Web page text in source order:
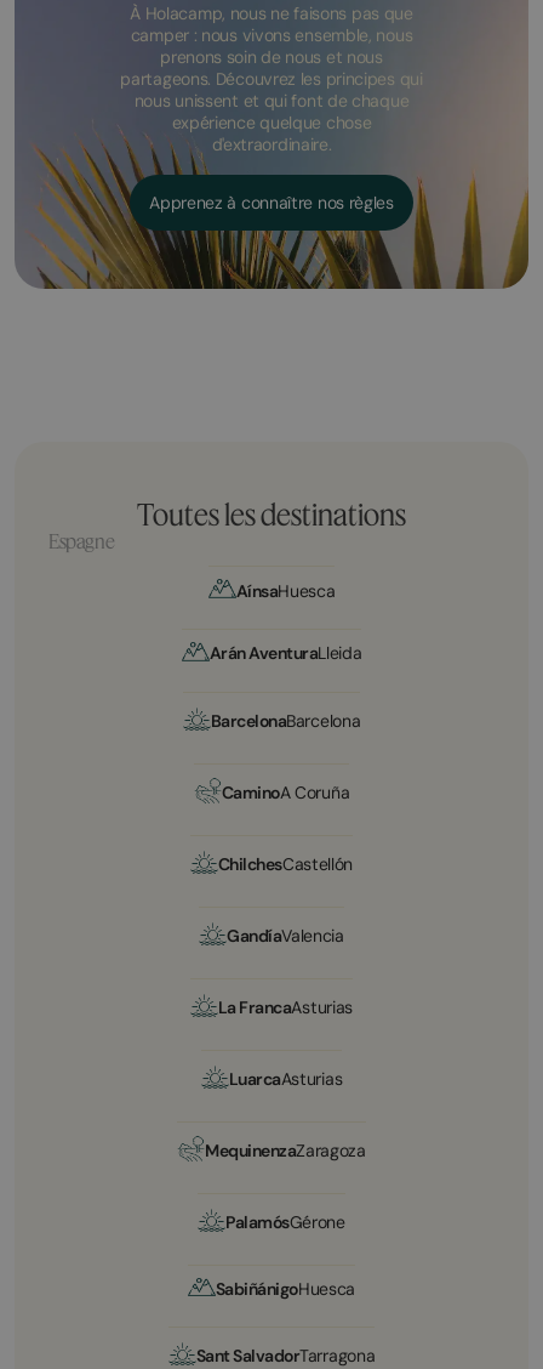
À Holacamp, nous ne faisons pas que
camper : nous vivons ensemble, nous
prenons soin de nous et nous
partageons. Découvrez les principes qui
nous unissent et qui font de chaque
expérience quelque chose
d'extraordinaire.
Apprenez à connaître nos règles
Toutes les destinations
Espagne
AínsaHuesca
Arán AventuraLleida
BarcelonaBarcelona
CaminoA Coruña
ChilchesCastellón
GandíaValencia
La FrancaAsturias
LuarcaAsturias
MequinenzaZaragoza
PalamósGérone
SabiñánigoHuesca
Sant SalvadorTarragona